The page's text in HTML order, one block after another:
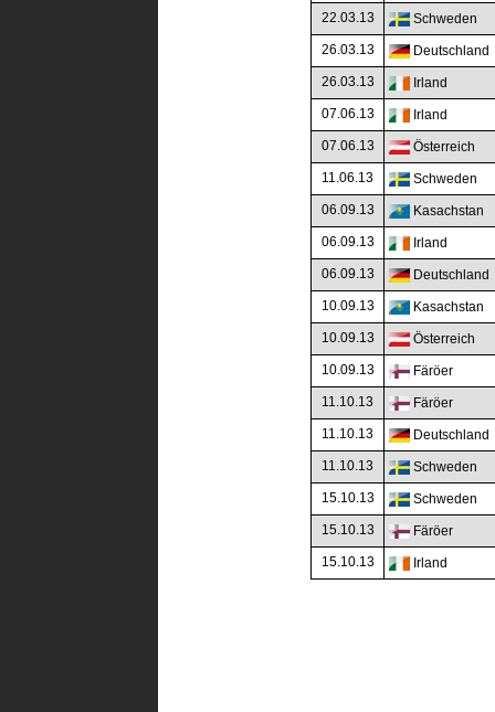
22.03.13
Schweden
26.03.13
Deutschland
26.03.13
Irland
07.06.13
Irland
07.06.13
Österreich
11.06.13
Schweden
06.09.13
Kasachstan
06.09.13
Irland
06.09.13
Deutschland
10.09.13
Kasachstan
10.09.13
Österreich
10.09.13
Färöer
11.10.13
Färöer
11.10.13
Deutschland
11.10.13
Schweden
15.10.13
Schweden
15.10.13
Färöer
15.10.13
Irland